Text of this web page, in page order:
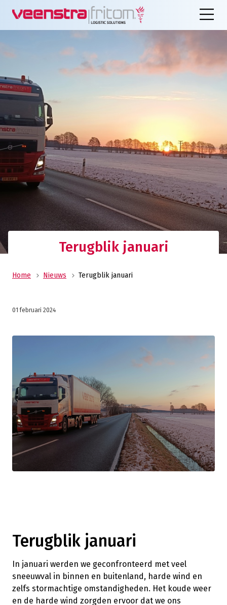
Terugblik januari
Home Nieuws Terugblik januari
01 februari 2024
Terugblik januari
In januari werden we geconfronteerd met veel
sneeuwval in binnen en buitenland, harde wind en
zelfs stormachtige omstandigheden. Het koude weer
en de harde wind zorgden ervoor dat we ons